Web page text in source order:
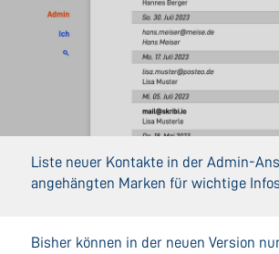
Liste neuer Kontakte in der Admin-
angehängten Marken für wichtige
Bisher können in der neuen Version